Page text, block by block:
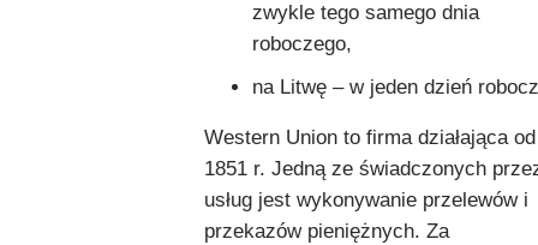
zwykle tego samego dnia
roboczego,
na Litwę – w jeden dzień
Western Union to firma działająca od
1851 r. Jedną ze świadczonych
usług jest wykonywanie przelewów i
przekazów pieniężnych. Za